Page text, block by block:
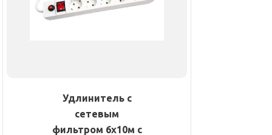
Удлинитель с
сетевым
фильтром 6х10м с